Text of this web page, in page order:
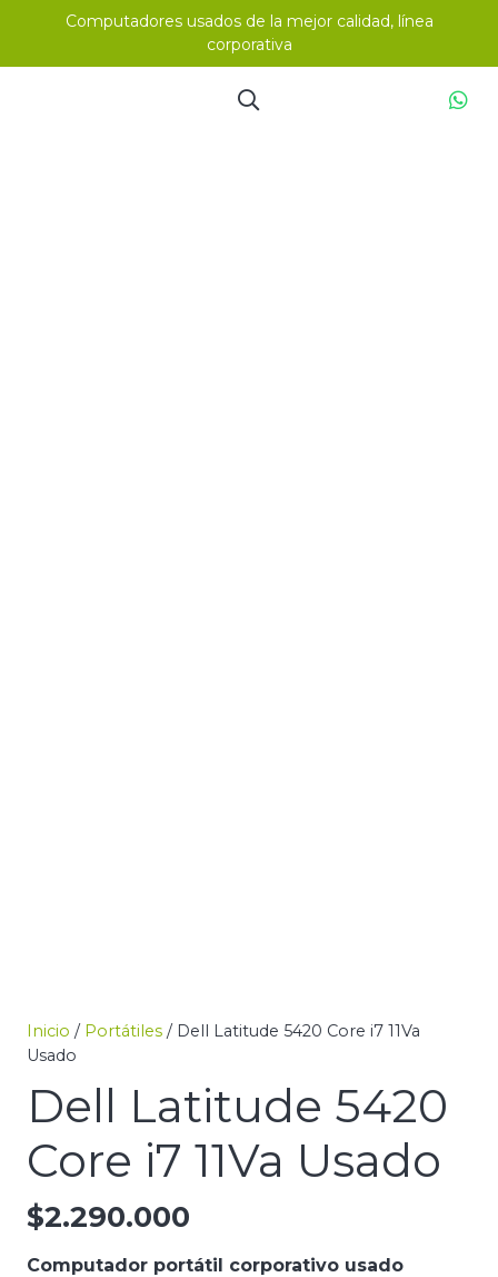
Computadores usados de la mejor calidad, línea
corporativa
Inicio / Portátiles / Dell Latitude 5420 Core i7 11Va
Usado
Dell Latitude 5420
Core i7 11Va Usado
$2.290.000
Computador portátil corporativo usado